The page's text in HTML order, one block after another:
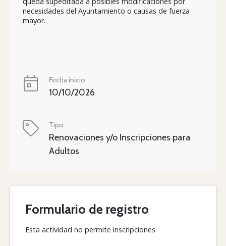
Formulario de registro
Esta actividad no permite inscripciones
necesidades del Ayuntamiento o causas de fuerza
mayor.
Fecha inicio:
10/10/2026
Tipo:
Renovaciones y/o Inscripciones para
Adultos